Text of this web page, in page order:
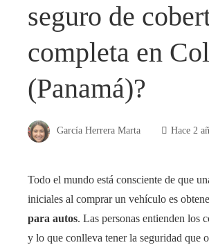
seguro de
completa en
(Panamá)?
García Herrera Marta Hace 2
Todo el mundo está consciente de que
iniciales al comprar un vehículo es
para autos. Las personas entienden los
y lo que conlleva tener la seguridad que